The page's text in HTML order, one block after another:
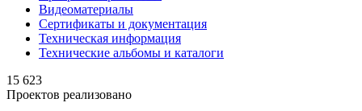
Видеоматериалы
Сертификаты и документация
Техническая информация
Технические альбомы и каталоги
15 623
Проектов реализовано